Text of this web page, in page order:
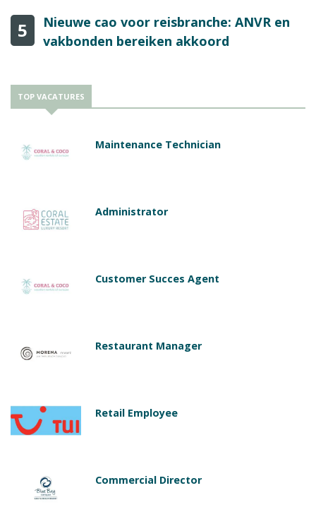
5
Nieuwe cao voor reisbranche: ANVR en
vakbonden bereiken akkoord
TOP VACATURES
Maintenance Technician
Administrator
Customer Succes Agent
Restaurant Manager
Retail Employee
Commercial Director